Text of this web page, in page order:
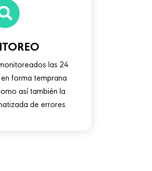
las 24
forma temprana
así también la
de errores.